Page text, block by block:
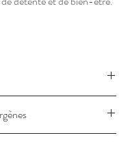
pure, légère, douce, un